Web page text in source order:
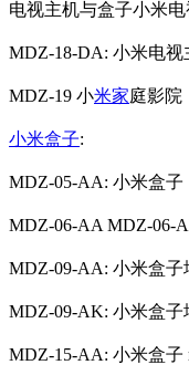
电视主机与盒子小米电
MDZ-18-DA: 小米电视
MDZ-19 小米家庭影院
小米盒子:
MDZ-05-AA: 小米盒子
MDZ-06-AA MDZ-06-
MDZ-09-AA: 小米盒
MDZ-09-AK: 小米盒
MDZ-15-AA: 小米盒子